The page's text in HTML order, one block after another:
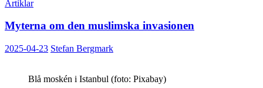
Artiklar
Myterna om den muslimska invasionen
2025-04-23 Stefan Bergmark
Blå moskén i Istanbul (foto: Pixabay)